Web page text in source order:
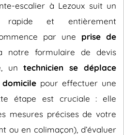
escalier à Lezoux suit un
rapide et entièrement
par une prise de
notre formulaire de devis
untechnicien se déplace
pour effectuer une
étape est cruciale : elle
mesures précises de votre
ou en colimaçon), d’évaluer